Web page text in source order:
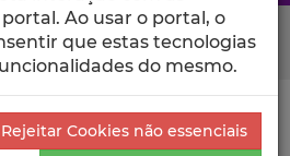
Regina Abreu
Produções
Ao usar o portal, o
que estas tecnologias
do mesmo.
Rejeitar Cookies não essenciais